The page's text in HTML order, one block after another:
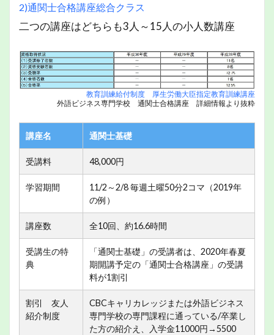
2)通関士合格講座総合クラス
二つの講座はどちらも3人～15人の小人数講座
教育訓練給付制度 厚生労働大臣指定教育訓練講座
外語ビジネス専門学校 通関士合格講座 詳細情報より抜粋
講座名 通関士基礎
受講料 48,000円
学習期間
11/2～2/8 毎週土曜50分2コマ（2019年
の例）
講座数 全10回、約16.6時間
受講生の特
典
「通関士基礎」の受講者は、2020年春夏
期開講予定の「通関士合格講座」の受講
料が1割引
割引 友人
紹介制度
CBCキャリカレッジまたは外語ビジネス
専門学校の専門課程に通っている/卒業し
た方の紹介え、入学金11000円→5500